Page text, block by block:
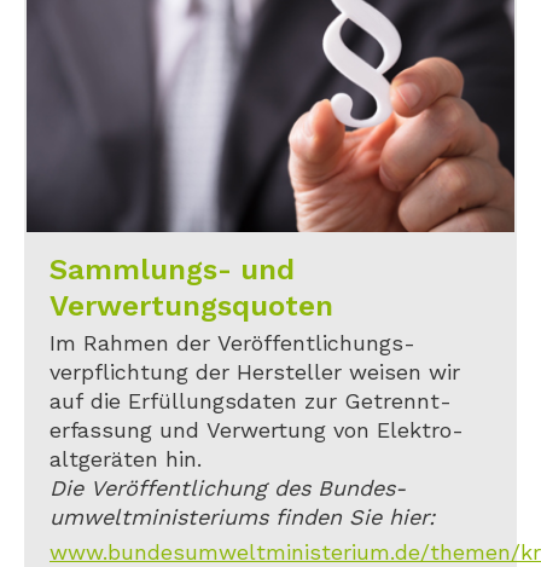
Sammlungs- und
Verwertungsquoten
Im Rahmen der Veröffentlichungs-
verpflichtung der Hersteller weisen wir
auf die Erfüllungsdaten zur Getrennt-
erfassung und Verwertung von Elektro-
altgeräten hin.
Die Veröffentlichung des Bundes-
umweltministeriums finden Sie hier:
www.bundesumweltministerium.de/